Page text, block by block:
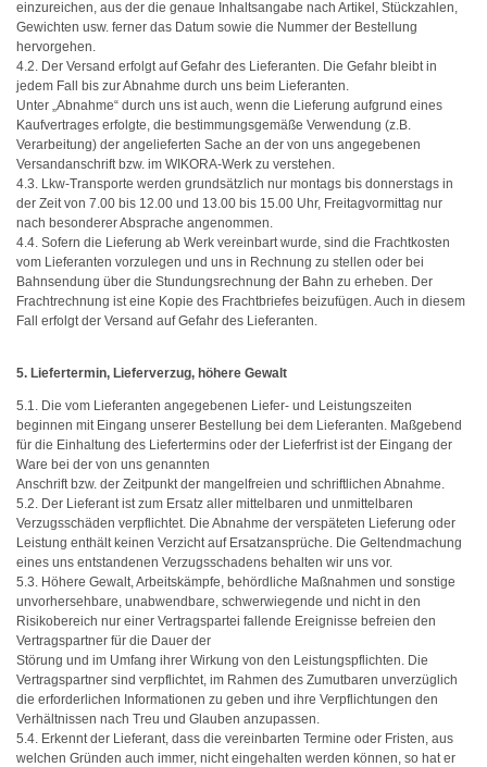
einzureichen, aus der die genaue Inhaltsangabe nach Artikel, Stückzahlen,
Gewichten usw. ferner das Datum sowie die Nummer der Bestellung
hervorgehen.
4.2. Der Versand erfolgt auf Gefahr des Lieferanten. Die Gefahr bleibt in
jedem Fall bis zur Abnahme durch uns beim Lieferanten.
Unter „Abnahme“ durch uns ist auch, wenn die Lieferung aufgrund eines
Kaufvertrages erfolgte, die bestimmungsgemäße Verwendung (z.B.
Verarbeitung) der angelieferten Sache an der von uns angegebenen
Versandanschrift bzw. im WIKORA-Werk zu verstehen.
4.3. Lkw-Transporte werden grundsätzlich nur montags bis donnerstags in
der Zeit von 7.00 bis 12.00 und 13.00 bis 15.00 Uhr, Freitagvormittag nur
nach besonderer Absprache angenommen.
4.4. Sofern die Lieferung ab Werk vereinbart wurde, sind die Frachtkosten
vom Lieferanten vorzulegen und uns in Rechnung zu stellen oder bei
Bahnsendung über die Stundungsrechnung der Bahn zu erheben. Der
Frachtrechnung ist eine Kopie des Frachtbriefes beizufügen. Auch in diesem
Fall erfolgt der Versand auf Gefahr des Lieferanten.
5. Liefertermin, Lieferverzug, höhere Gewalt
5.1. Die vom Lieferanten angegebenen Liefer- und Leistungszeiten
beginnen mit Eingang unserer Bestellung bei dem Lieferanten. Maßgebend
für die Einhaltung des Liefertermins oder der Lieferfrist ist der Eingang der
Ware bei der von uns genannten
Anschrift bzw. der Zeitpunkt der mangelfreien und schriftlichen Abnahme.
5.2. Der Lieferant ist zum Ersatz aller mittelbaren und unmittelbaren
Verzugsschäden verpflichtet. Die Abnahme der verspäteten Lieferung oder
Leistung enthält keinen Verzicht auf Ersatzansprüche. Die Geltendmachung
eines uns entstandenen Verzugsschadens behalten wir uns vor.
5.3. Höhere Gewalt, Arbeitskämpfe, behördliche Maßnahmen und sonstige
unvorhersehbare, unabwendbare, schwerwiegende und nicht in den
Risikobereich nur einer Vertragspartei fallende Ereignisse befreien den
Vertragspartner für die Dauer der
Störung und im Umfang ihrer Wirkung von den Leistungspflichten. Die
Vertragspartner sind verpflichtet, im Rahmen des Zumutbaren unverzüglich
die erforderlichen Informationen zu geben und ihre Verpflichtungen den
Verhältnissen nach Treu und Glauben anzupassen.
5.4. Erkennt der Lieferant, dass die vereinbarten Termine oder Fristen, aus
welchen Gründen auch immer, nicht eingehalten werden können, so hat er